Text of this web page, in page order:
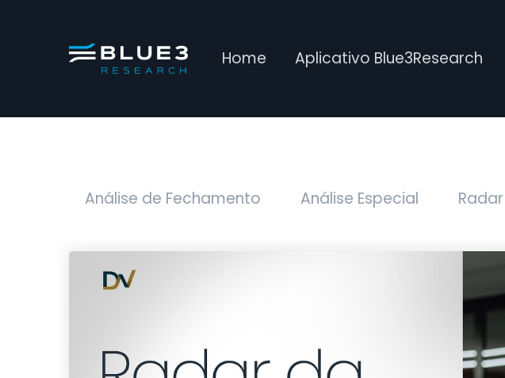
Home Aplicativo Blue3Research
Análise de Fechamento Análise Especial